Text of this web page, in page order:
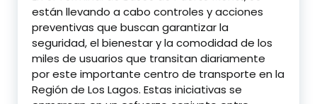
están llevando a cabo controles y acciones
preventivas que buscan garantizar la
seguridad, el bienestar y la comodidad de los
miles de usuarios que transitan diariamente
por este importante centro de transporte en la
Región de Los Lagos. Estas iniciativas se